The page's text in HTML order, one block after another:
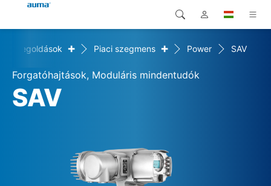
Termékek
Megoldások
Global
Európa
Észak-Amerika
Keresés
Megoldások + Piaci szegmens + Power SAV
Forgatóhajtások, Moduláris mindentudók
SAV